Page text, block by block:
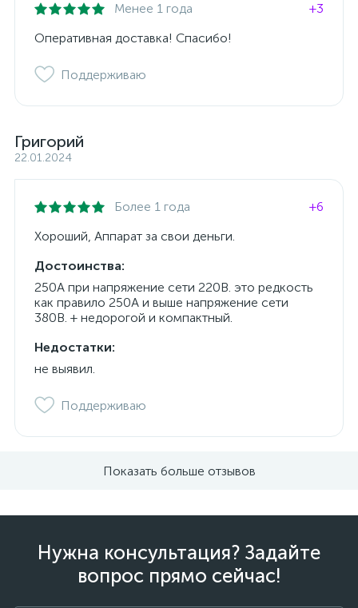
Менее 1 года
+3
Оперативная доставка! Спасибо!
Поддерживаю
Григорий
22.01.2024
Более 1 года
+6
Хороший, Аппарат за свои деньги.
Достоинства:
250А при напряжение сети 220В. это редкость
как правило 250А и выше напряжение сети
380В. + недорогой и компактный.
Недостатки:
не выявил.
Поддерживаю
Показать больше отзывов
Нужна консультация? Задайте
вопрос прямо сейчас!